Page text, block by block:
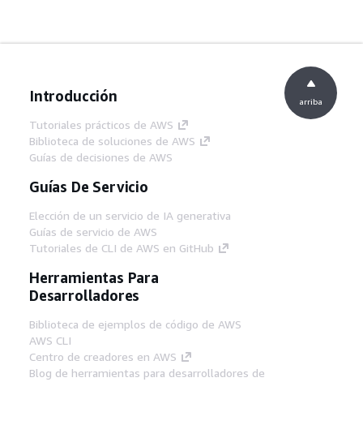
Introducción
Tutoriales prácticos de AWS
Biblioteca de soluciones de AWS
Guías de decisiones de AWS
Guías De Servicio
Elección de un servicio de IA generativa
Guías de servicio de AWS
Tutoriales de CLI de AWS en GitHub
Herramientas Para
Desarrolladores
Biblioteca de ejemplos de código de AWS
AWS CLI
Centro de creadores en AWS
Blog de herramientas para desarrolladores de
arriba